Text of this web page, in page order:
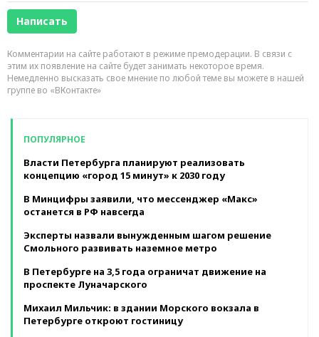
Комментарии на сайте работают в режиме премодерации. В связи с
этим их появление на сайте будет занимать некоторое время.
Немедленно высказать свое мнение по любой теме вы можете в нашей
группе во «ВКонтакте»
ПОПУЛЯРНОЕ
Власти Петербурга планируют реализовать
концепцию «город 15 минут» к 2030 году
В Минцифры заявили, что мессенджер «Макс»
останется в РФ навсегда
Эксперты назвали вынужденным шагом решение
Смольного развивать наземное метро
В Петербурге на 3,5 года ограничат движение на
проспекте Луначарского
Михаил Мильчик: в здании Морского вокзала в
Петербурге откроют гостиницу